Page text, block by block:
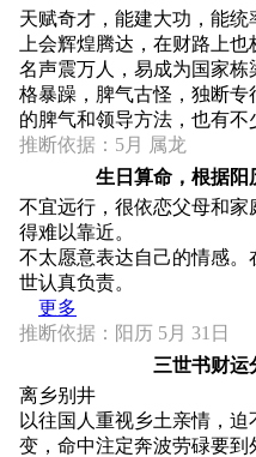
天赋奇才，能建大功，能
上会辉煌腾达，在财路上
名声震万人，易成为国家
格暴躁，脾气古怪，独断
的脾气和领导方法，也有不
推断依据：5月 属龙
生日算命，根据阳
不宜远行，很依恋父母和
得难以靠近。
不太愿意表达自己的情感
世认真负责。
更多
推断依据：阳历 5月 31日
三世书财运
离乡别井
以往国人重视乡土亲情，
变，命中注定奔波劳碌要